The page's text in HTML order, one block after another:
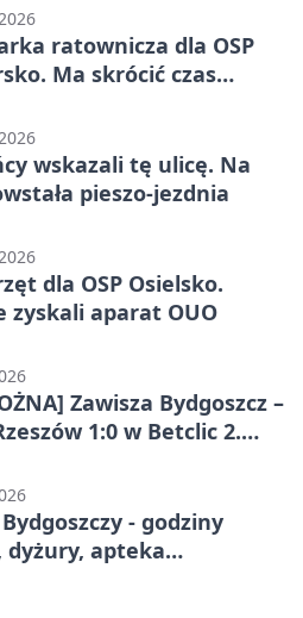
ratownicza dla OSP
Ma skrócić czas
wskazali tę ulicę. Na
pieszo-jezdnia
dla OSP Osielsko.
zyskali aparat OUO
Zawisza Bydgoszcz –
1:0 w Betclic 2.
- godziny
apteka